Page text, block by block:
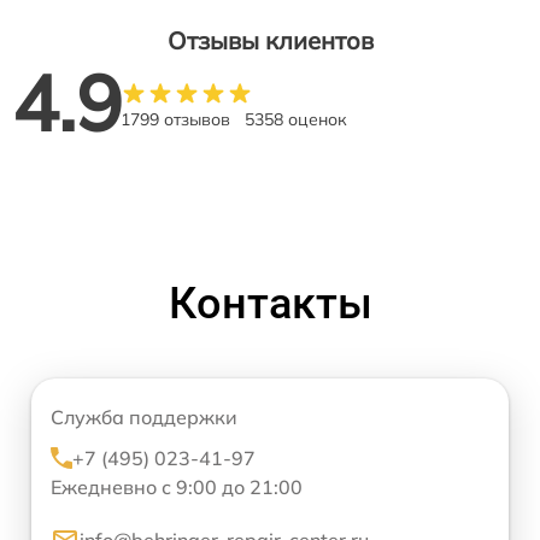
Отзывы клиентов
4.91799 отзывов 5358 оценок
Контакты
Служба поддержки
+7 (495) 023-41-97
Ежедневно с 9:00 до 21:00